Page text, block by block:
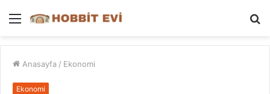
Menü
Anasayfa / Ekonomi
Ekonomi